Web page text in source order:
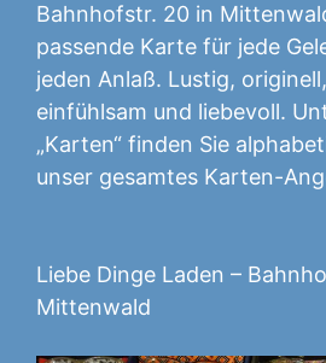
Bahnhofstr. 20 in
passende Karte für jede
jeden Anlaß. Lustig,
einfühlsam und liebevoll.
„Karten“ finden Sie
unser gesamtes Karten-
Liebe Dinge Laden –
Mittenwald